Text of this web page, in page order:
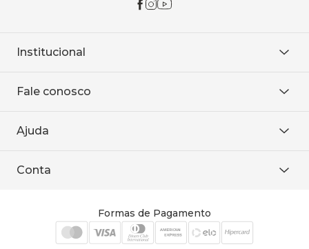
Institucional
Onde encontrar
Baixe o APP
Fale conosco
WhatsApp
Ajuda
Política de entrega
Conta
Cadastre-se
Formas de Pagamento